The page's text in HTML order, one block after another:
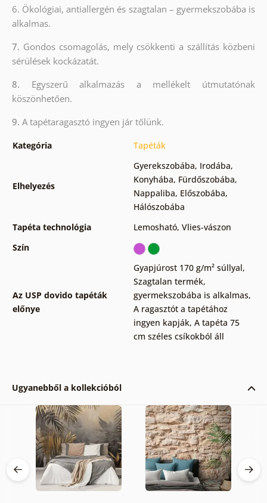
6. Ökológiai, antiallergén és szagtalan – gyermekszobába is
alkalmas.
7. Gondos csomagolás, mely csökkenti a szállítás közbeni
sérülések kockázatát.
8. Egyszerű alkalmazás a mellékelt útmutatónak
köszönhetően.
9. A tapétaragasztó ingyen jár tőlünk.
Kategória Tapéták
Elhelyezés
Gyerekszobába, Irodába,
Konyhába, Fürdőszobába,
Nappaliba, Előszobába,
Hálószobába
Tapéta technológia
Lemosható, Vlies-vászon
Szín
Az USP dovido tapéták
előnye
Gyapjúrost 170 g/m² súllyal,
Szagtalan termék,
gyermekszobába is alkalmas,
A ragasztót a tapétához
ingyen kapják, A tapéta 75
cm széles csíkokból áll
Ugyanebből a kollekcióból